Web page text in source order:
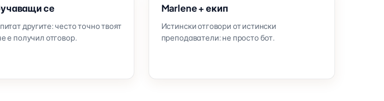
се
другите: често точно твоят
е получил отговор.
Marlene + екип
Истински отговори от истински
преподаватели: не просто бот.